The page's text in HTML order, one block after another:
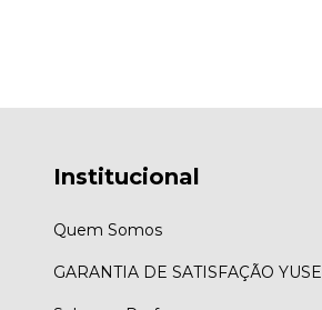
Institucional
Quem Somos
GARANTIA DE SATISFAÇÃO YUSE